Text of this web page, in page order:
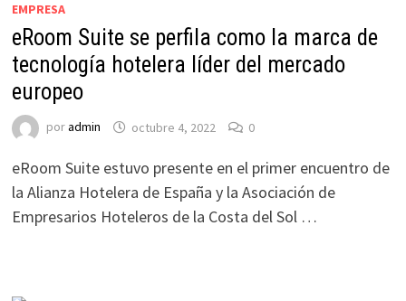
EMPRESA
eRoom Suite se perfila como la marca de
tecnología hotelera líder del mercado
europeo
poradmin octubre 4, 2022 0
eRoom Suite estuvo presente en el primer encuentro de
la Alianza Hotelera de España y la Asociación de
Empresarios Hoteleros de la Costa del Sol …